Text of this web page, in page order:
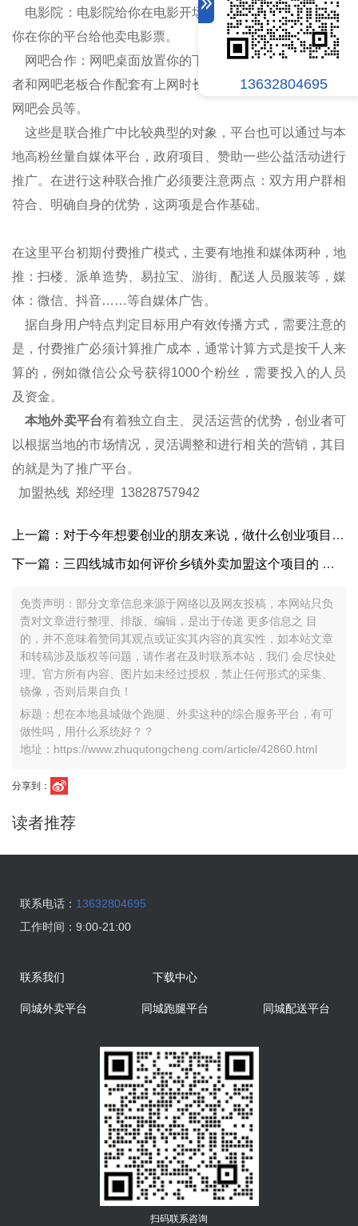
13632804695
电影院：电影院给你在电影开场或者结束给你留了广告，
你在你的平台给他卖电影票。
网吧合作：网吧桌面放置你的下单链接，你给网吧分成或
者和网吧老板合作配套有上网时长，或者奖品是上网时长，
网吧会员等。
这些是联合推广中比较典型的对象，平台也可以通过与本
地高粉丝量自媒体平台，政府项目、赞助一些公益活动进行
推广。在进行这种联合推广必须要注意两点：双方用户群相
符合、明确自身的优势，这两项是合作基础。
在这里平台初期付费推广模式，主要有地推和媒体两种，地
推：扫楼、派单造势、易拉宝、游街、配送人员服装等，媒
体：微信、抖音……等自媒体广告。
据自身用户特点判定目标用户有效传播方式，需要注意的
是，付费推广必须计算推广成本，通常计算方式是按千人来
算的，例如微信公众号获得1000个粉丝，需要投入的人员
及资金。
本地外卖平台有着独立自主、灵活运营的优势，创业者可
以根据当地的市场情况，灵活调整和进行相关的营销，其目
的就是为了推广平台。
加盟热线 郑经理 13828757942
上一篇：对于今年想要创业的朋友来说，做什么创业项目比较靠谱呢？
下一篇：三四线城市如何评价乡镇外卖加盟这个项目的 有没有价值做呢？
免责声明：部分文章信息来源于网络以及网友投稿，本网站只负
责对文章进行整理、排版、编辑，是出于传递 更多信息之 目
的，并不意味着赞同其观点或证实其内容的真实性，如本站文章
和转稿涉及版权等问题，请作者在及时联系本站，我们 会尽快处
理。官方所有内容、图片如未经过授权，禁止任何形式的采集、
镜像，否则后果自负！
标题：想在本地县城做个跑腿、外卖这种的综合服务平台，有可
做性吗，用什么系统好？？
地址：https://www.zhuqutongcheng.com/article/42860.html
分享到：
读者推荐
联系电话： 13632804695
工作时间： 9:00-21:00
联系我们 下载中心
同城外卖平台 同城跑腿平台 同城配送平台
扫码联系咨询